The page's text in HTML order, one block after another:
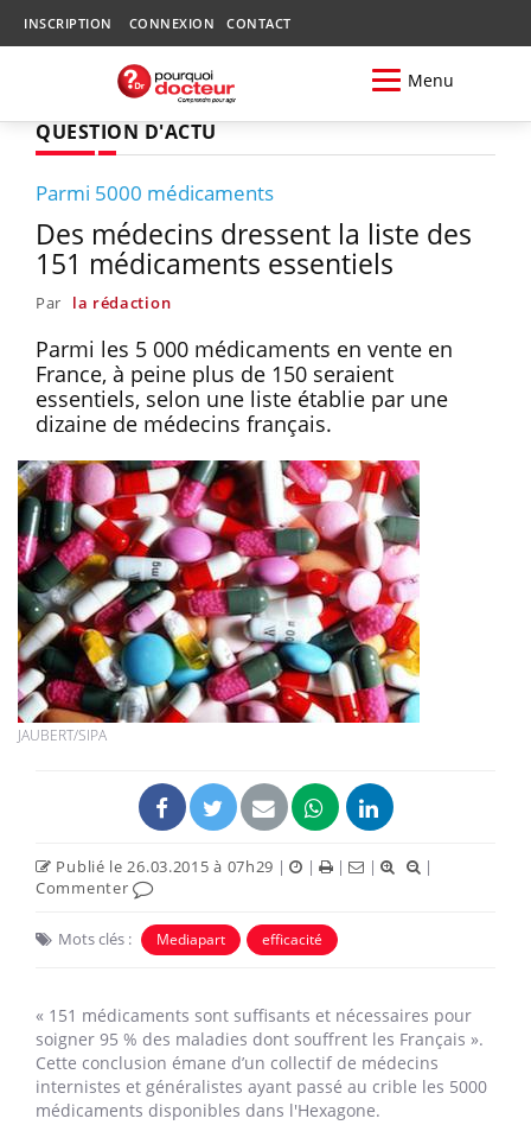
INSCRIPTION CONNEXION CONTACT
Menu
QUESTION D'ACTU
Parmi 5000 médicaments
Des médecins dressent la liste des
151 médicaments essentiels
Par la rédaction
Parmi les 5 000 médicaments en vente en
France, à peine plus de 150 seraient
essentiels, selon une liste établie par une
dizaine de médecins français.
JAUBERT/SIPA
Publié le 26.03.2015 à 07h29 | | | |
|
Commenter
Mots clés : Mediapart efficacité
« 151 médicaments sont suffisants et nécessaires pour
soigner 95 % des maladies dont souffrent les Français ».
Cette conclusion émane d’un collectif de médecins
internistes et généralistes ayant passé au crible les 5000
médicaments disponibles dans l'Hexagone.